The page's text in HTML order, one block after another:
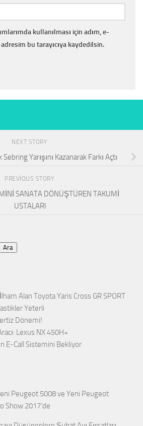
kullanılması için adım, e-
bu tarayıcıya kaydedilsin.
NEXT STORY
Yarışını Kazanarak Farkı Açtı
PREVIOUS STORY
SANATA DÖNÜŞTÜREN TAKUMİ
USTALARI
Ara
Alan Toyota Yaris Cross GR SPORT
Yeterli
Dönemi!
Lexus NX 450H+
E-Call Sistemini Bekliyor
Peugeot 5008 ve Yeni Peugeot
Show 2017’de